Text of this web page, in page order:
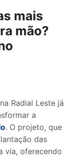
mais
mão?
Radial Leste já
a
. O projeto, que
das
via, oferecendo